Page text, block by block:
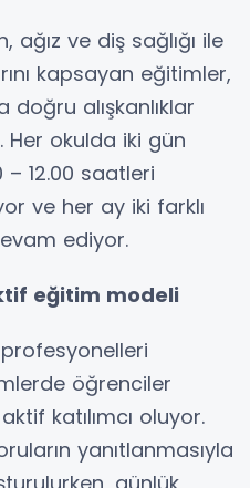
ağız ve diş sağlığı ile
kapsayan eğitimler,
alışkanlıklar
Her okulda iki gün
12.00 saatleri
ve her ay iki farklı
ediyor.
eğitim modeli
öğrenciler
katılımcı oluyor.
yanıtlanmasıyla